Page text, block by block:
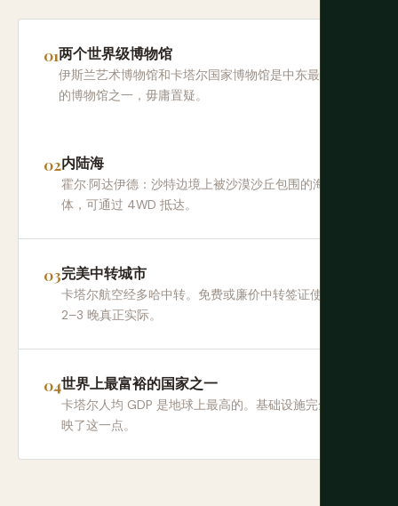
两个世界级博物馆
伊斯兰艺术博物馆和卡塔尔国家博物馆是中东最优秀
的博物馆之一，毋庸置疑。
内陆海
霍尔·阿达伊德：沙特边境上被沙漠沙丘包围的海水
体，可通过 4WD 抵达。
完美中转城市
卡塔尔航空经多哈中转。免费或廉价中转签证使这里
2–3 晚真正实际。
世界上最富裕的国家之一
卡塔尔人均 GDP 是地球上最高的。基础设施完全反
映了这一点。